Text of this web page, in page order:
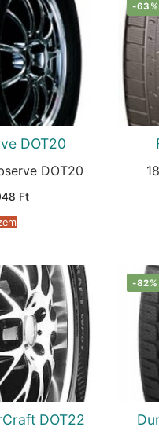
DOT20
DOT20
Ft.
FtCurrent
-63%
DOT22
-82%